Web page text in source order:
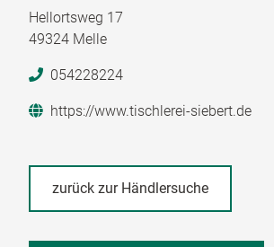
Hellortsweg 17
49324 Melle
054228224
https://www.tischlerei-siebert.de
zurück zur Händlersuche